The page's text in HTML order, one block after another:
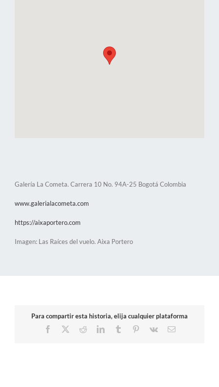
Galería La Cometa. Carrera 10 No. 94A-25 Bogotá Colombia
www.galerialacometa.com
https://aixaportero.com
Imagen: Las Raíces del vuelo. Aixa Portero
Para compartir esta historia, elija cualquier plataforma
Facebook
RedditLinkedInTumblr Pinterest
Vk
Correo